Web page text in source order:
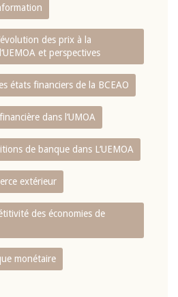
des prix à la
et perspectives
états financiers de la BCEAO
dans l‘UMOA
de banque dans L‘UEMOA
extérieur
des économies de
monétaire